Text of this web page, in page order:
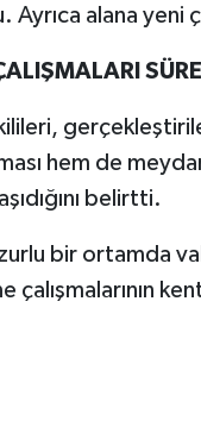
alana yeni
hem de
belirtti.
bir ortamda
çalışmalarının